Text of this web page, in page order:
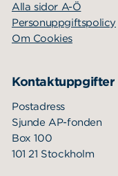
Alla sidor A-Ö
Personuppgiftspolicy
Om Cookies
Kontaktuppgifter
Postadress
Sjunde AP-fonden
Box 100
101 21 Stockholm